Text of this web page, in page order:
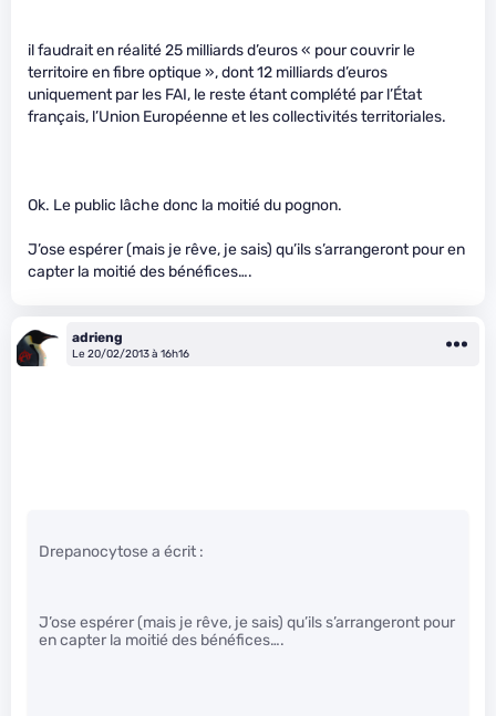
il faudrait en réalité 25 milliards d’euros « pour couvrir le
territoire en fibre optique », dont 12 milliards d’euros
uniquement par les FAI, le reste étant complété par l’État
français, l’Union Européenne et les collectivités territoriales.
Ok. Le public lâche donc la moitié du pognon.
J’ose espérer (mais je rêve, je sais) qu’ils s’arrangeront pour en
capter la moitié des bénéfices….
adrieng
Le 20/02/2013 à 16h16
Drepanocytose a écrit :
J’ose espérer (mais je rêve, je sais) qu’ils s’arrangeront pour
en capter la moitié des bénéfices….